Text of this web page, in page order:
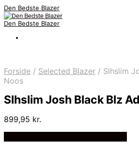
Den Bedste Blazer
Den Bedste Blazer
Forside / Selected Blazer / Slhslim
Noos
Slhslim Josh Black Blz
899,95 kr.